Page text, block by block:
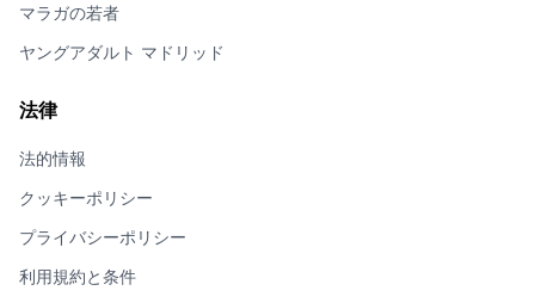
マラガの若者
ヤングアダルト マドリッド
法律
法的情報
クッキーポリシー
プライバシーポリシー
利用規約と条件